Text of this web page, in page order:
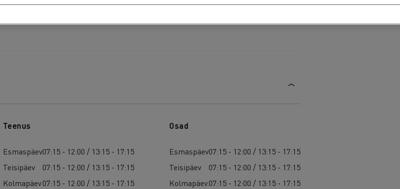
Teenus
Esmaspäev07:15 - 12:00 / 13:15 - 17:15
Teisipäev
07:15 - 12:00 / 13:15 - 17:15
Kolmapäev07:15 - 12:00 / 13:15 - 17:15
Osad
Esmaspäev07:15 - 12:00 / 13:15 - 17:15
Teisipäev
07:15 - 12:00 / 13:15 - 17:15
Kolmapäev07:15 - 12:00 / 13:15 - 17:15